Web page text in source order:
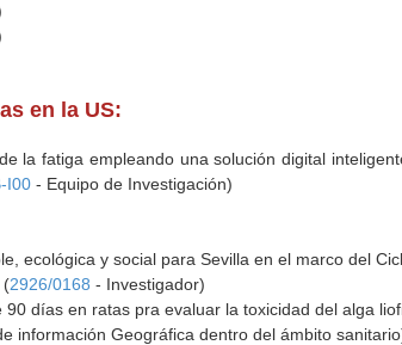
en la US:
la fatiga empleando una solución digital
I00 - Equipo de Investigación)
ecológica y social para Sevilla en el marco del
(2926/0168 - Investigador)
días en ratas pra evaluar la toxicidad del alga
información Geográfica dentro del ámbito